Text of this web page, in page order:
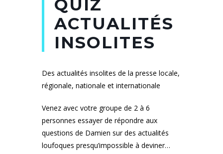
QUIZ
ACTUALITÉS
INSOLITES
Des actualités insolites de la presse locale,
régionale, nationale et internationale
Venez avec votre groupe de 2 à 6
personnes essayer de répondre aux
questions de Damien sur des actualités
loufoques presqu’impossible à deviner…